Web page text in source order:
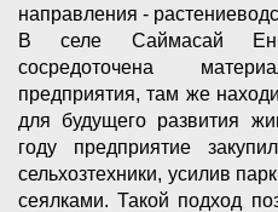
направления -
В селе Саймасай
сосредоточена
предприятия, там же
для будущего развития
году предприятие
сельхозтехники, усилив
сеялками. Такой подход